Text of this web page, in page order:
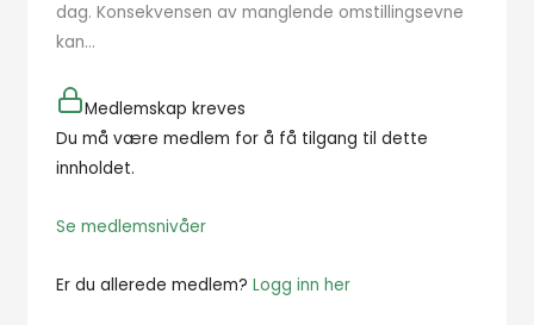
dag. Konsekvensen av manglende omstillingsevne
kan...
Medlemskap kreves
Du må være medlem for å få tilgang til dette
innholdet.
Se medlemsnivåer
Er du allerede medlem?Logg inn her